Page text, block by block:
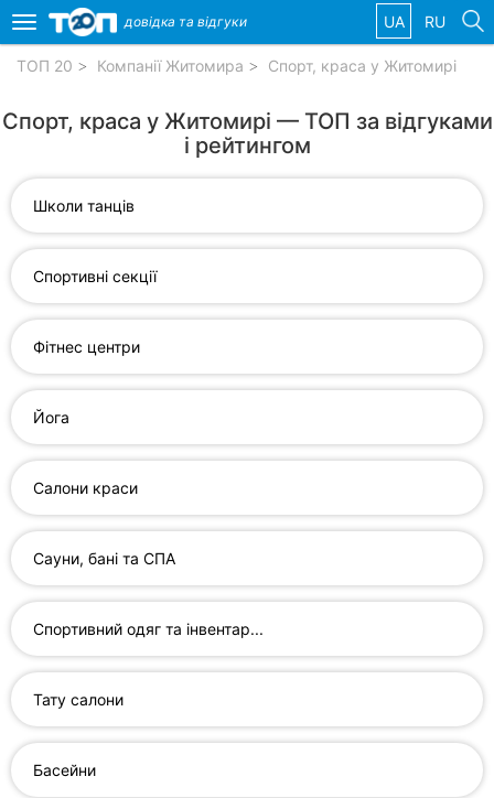
компанії
Популярні
рубрики:
Приватні
Стоматології
Ветеринарні
клініки
Ресторани
Всі
рубрики
міста:
Toggle
navigation
довідка та відгуки UA RU
ТОП 20 Компанії Житомира Спорт, краса у Житомирі
Спорт, краса у Житомирі — ТОП за відгуками
і рейтингом
Школи танців
Спортивні секції
Фітнес центри
Йога
Салони краси
Сауни, бані та СПА
Спортивний одяг та інвентар...
Тату салони
Басейни